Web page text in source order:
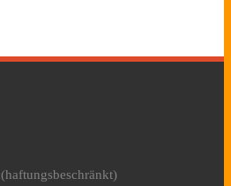
(haftungsbeschränkt)